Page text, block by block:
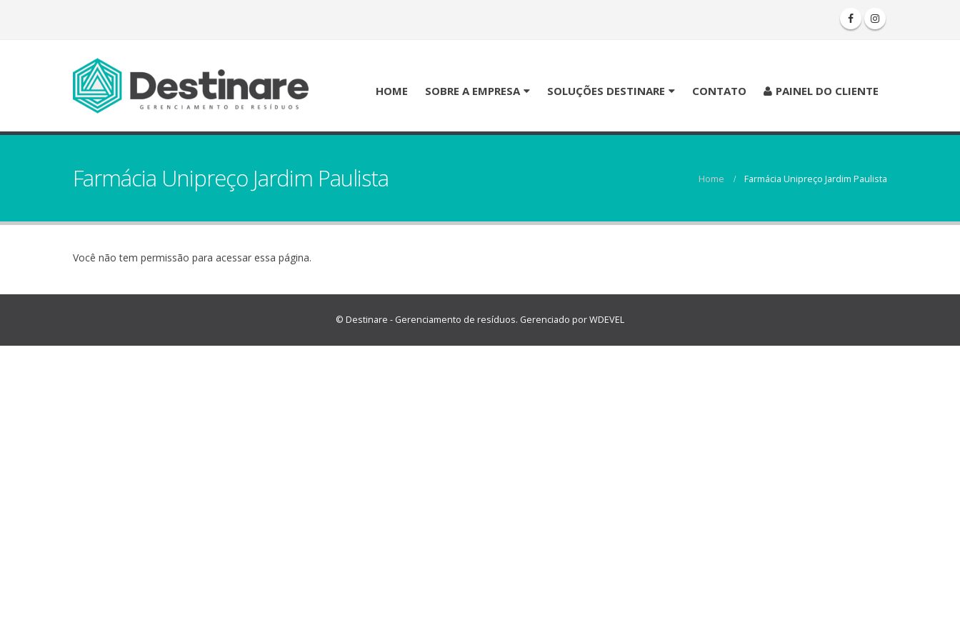
HOME SOBRE A EMPRESA SOLUÇÕES DESTINARE CONTATO PAINEL DO CLIENTE
Farmácia Unipreço Jardim Paulista Home Farmácia Unipreço Jardim Paulista
Você não tem permissão para acessar essa página.
© Destinare - Gerenciamento de resíduos. Gerenciado porWDEVEL